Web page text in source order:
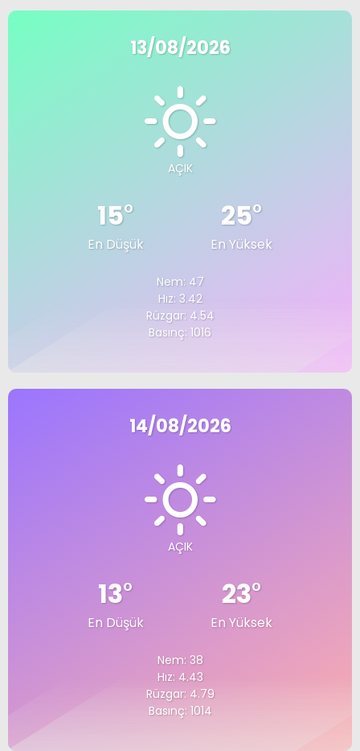
13/08/2026
AÇIK
15°
En Düşük
25°
En Yüksek
Nem: 47
Hız: 3.42
Rüzgar: 4.54
Basınç: 1016
14/08/2026
AÇIK
13°
En Düşük
23°
En Yüksek
Nem: 38
Hız: 4.43
Rüzgar: 4.79
Basınç: 1014